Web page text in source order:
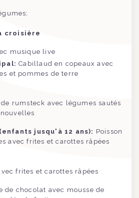
croisière
musique live
Cabillaud en copeaux avec
et pommes de terre
avec légumes sautés
jusqu'à 12 ans): Poisson
avec frites et carottes râpées
frites et carottes râpées
de chocolat avec mousse de